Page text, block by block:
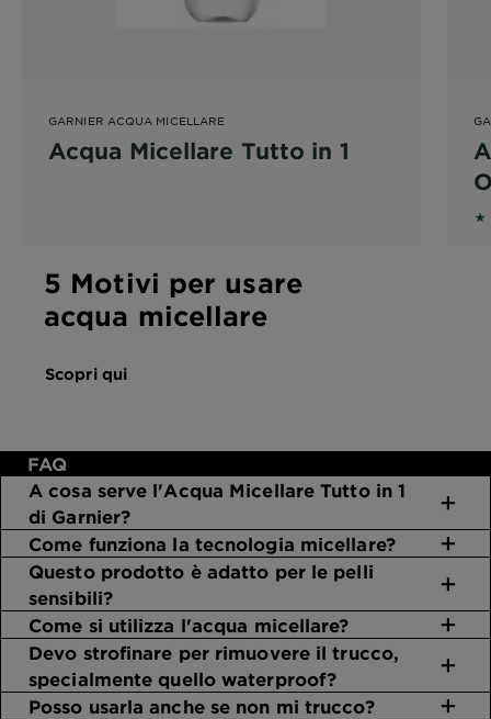
GARNIER ACQUA MICELLARE
Acqua Micellare Tutto in 1
5
5 Motivi per usare
acqua micellare
Scopri qui
FAQ
A cosa serve l'Acqua Micellare Tutto in 1
di Garnier?
Come funziona la tecnologia micellare?
Questo prodotto è adatto per le pelli
sensibili?
Come si utilizza l'acqua micellare?
Devo strofinare per rimuovere il trucco,
specialmente quello waterproof?
Posso usarla anche se non mi trucco?